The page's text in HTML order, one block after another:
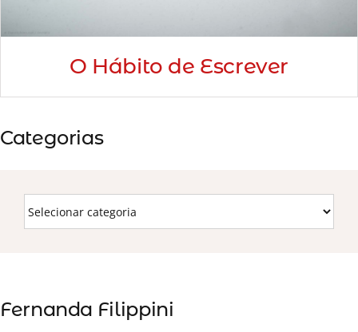
O Hábito de Escrever
Categorias
Fernanda Filippini